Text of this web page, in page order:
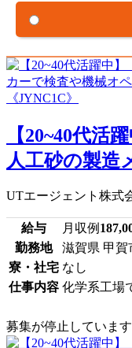
【20~40代活
人工砂の製造
UTエージェント株式
給与 月収例
勤務地
滋賀県 甲賀
寮・社宅 なし
仕事内容 化学系工場
募集が停止しています